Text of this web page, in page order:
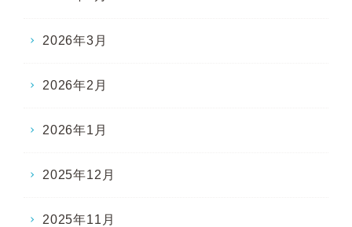
2026年3月
2026年2月
2026年1月
2025年12月
2025年11月